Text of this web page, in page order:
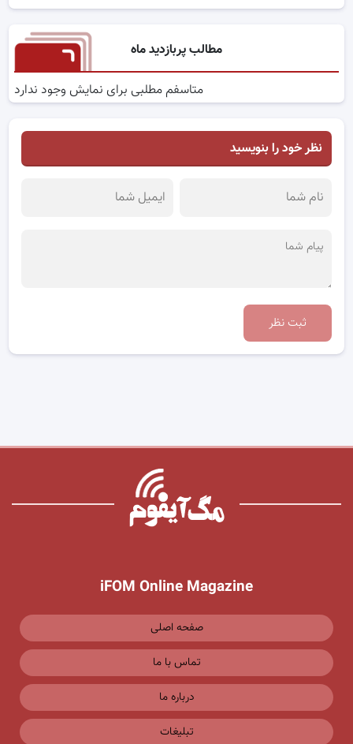
مطالب پربازدید ماه
متاسفم مطلبی برای نمایش وجود ندارد
نظر خود را بنویسید
ثبت نظر
iFOM Online Magazine
صفحه اصلی
تماس با ما
درباره ما
تبلیغات